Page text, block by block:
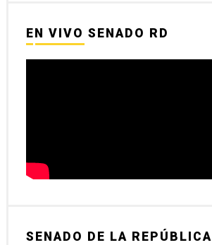
EN VIVO SENADO RD
SENADO DE LA REPÚBLICA